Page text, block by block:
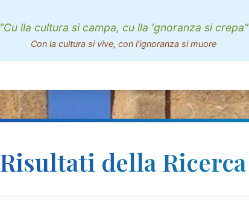
"Cu lla cultura si campa, cu lla 'gnoranza si crepa"
Con la cultura si vive, con l'ignoranza si muore
Risultati della Ricerca